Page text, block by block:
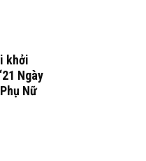
khởi
Ngày
Nữ